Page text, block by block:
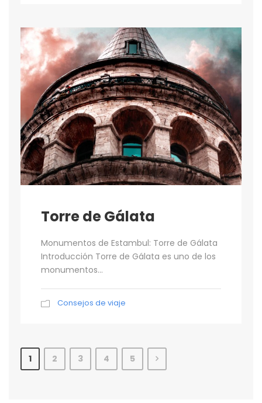
Torre de Gálata
Monumentos de Estambul: Torre de Gálata
Introducción Torre de Gálata es uno de los
monumentos...
Consejos de viaje
1 2 3 4 5